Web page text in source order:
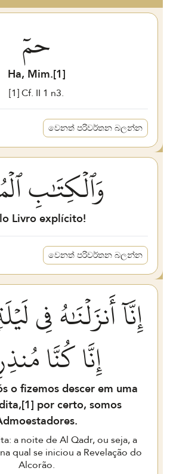
حمٓ
Ha, Mim.[1]
[1] Cf. II 1 n3.
වෙනත් පරිවර්තන බලන්න
وَٱلۡكِتَٰبِ
Livro explícito!
වෙනත් පරිවර්තන බලන්න
إِنَّآ أَنزَلۡنَٰهُ فِي
إِنَّا كُنَّا
o fizemos descer em uma
1] por certo, somos
a noite de Al Qadr, ou seja, a
qual se iniciou a Revelação do
Alcorão.